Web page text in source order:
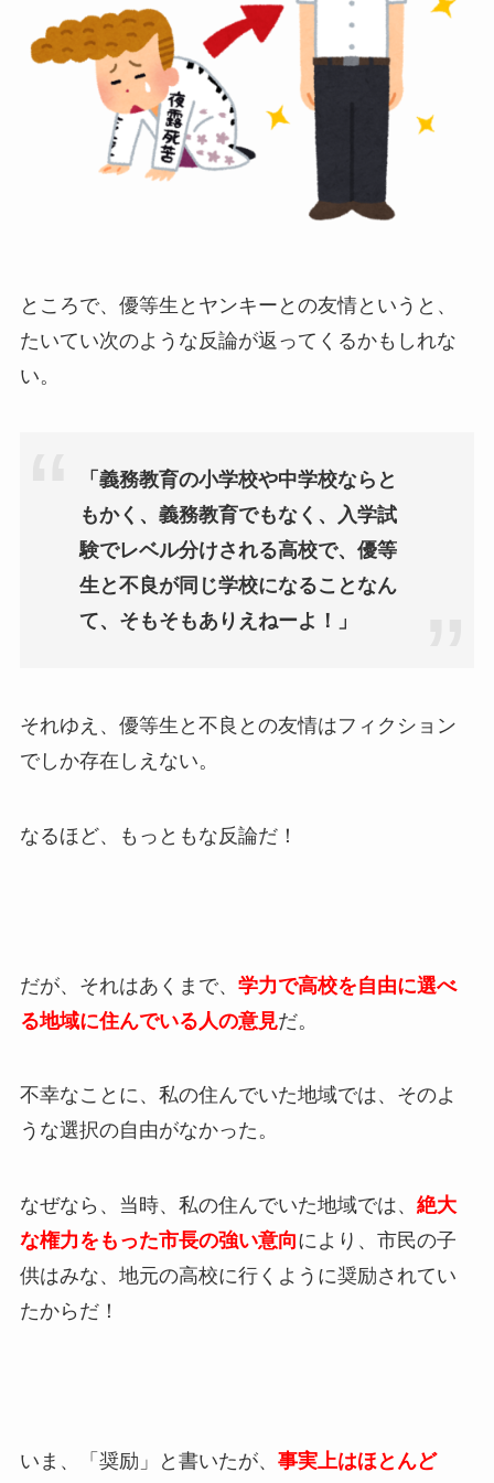
ところで、優等生とヤンキーとの友情というと、
たいてい次のような反論が返ってくるかもしれな
い。
「義務教育の小学校や中学校ならと
もかく、義務教育でもなく、入学試
験でレベル分けされる高校で、優等
生と不良が同じ学校になることなん
て、そもそもありえねーよ！」
それゆえ、優等生と不良との友情はフィクション
でしか存在しえない。
なるほど、もっともな反論だ！
だが、それはあくまで、 学力で高校を自由に選べ
る地域に住んでいる人の意見だ。
不幸なことに、私の住んでいた地域では、そのよ
うな選択の自由がなかった。
なぜなら、当時、私の住んでいた地域では、 絶大
な権力をもった市長の強い意向により、市民の子
供はみな、地元の高校に行くように奨励されてい
たからだ！
いま、「奨励」と書いたが、 事実上はほとんど